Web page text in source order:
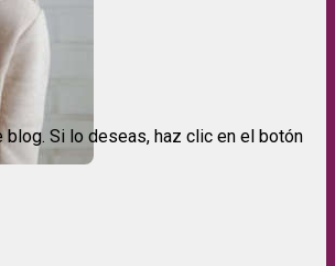
blog. Si lo deseas, haz clic en el botón